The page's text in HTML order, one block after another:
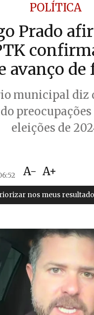
POLÍTICA
Prado
avanço de
municipal diz
eleições de
A- A+
nos meus